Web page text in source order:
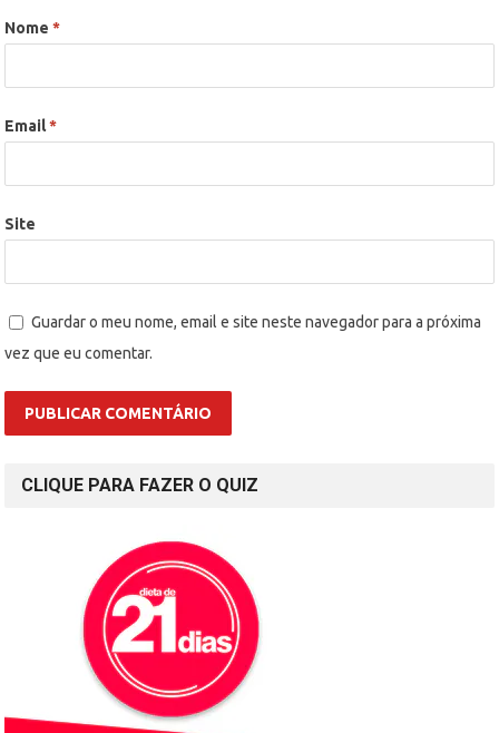
Nome*
Email*
Site
Guardar o meu nome, email e site neste navegador para a próxima
vez que eu comentar.
CLIQUE PARA FAZER O QUIZ